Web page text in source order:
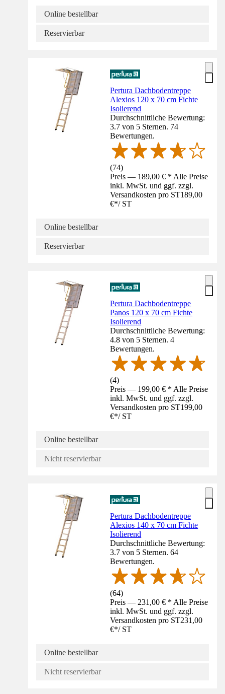
Online bestellbar
Reservierbar
Pertura Dachbodentreppe
Alexios 120 x 70 cm Fichte
Isolierend
Durchschnittliche Bewertung:
3.7 von 5 Sternen. 74
Bewertungen.
(74)
Preis — 189,00 € * Alle Preise
inkl. MwSt. und ggf. zzgl.
Versandkosten pro ST189,00
€*/ ST
Online bestellbar
Reservierbar
Pertura Dachbodentreppe
Panos 120 x 70 cm Fichte
Isolierend
Durchschnittliche Bewertung:
4.8 von 5 Sternen. 4
Bewertungen.
(4)
Preis — 199,00 € * Alle Preise
inkl. MwSt. und ggf. zzgl.
Versandkosten pro ST199,00
€*/ ST
Online bestellbar
Nicht reservierbar
Pertura Dachbodentreppe
Alexios 140 x 70 cm Fichte
Isolierend
Durchschnittliche Bewertung:
3.7 von 5 Sternen. 64
Bewertungen.
(64)
Preis — 231,00 € * Alle Preise
inkl. MwSt. und ggf. zzgl.
Versandkosten pro ST231,00
€*/ ST
Online bestellbar
Nicht reservierbar